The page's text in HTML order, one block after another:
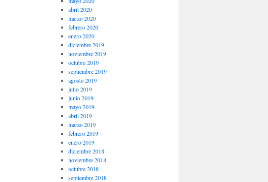
abril 2020
marzo 2020
febrero 2020
enero 2020
diciembre 2019
noviembre 2019
octubre 2019
septiembre 2019
agosto 2019
julio 2019
junio 2019
mayo 2019
abril 2019
marzo 2019
febrero 2019
enero 2019
diciembre 2018
noviembre 2018
octubre 2018
septiembre 2018